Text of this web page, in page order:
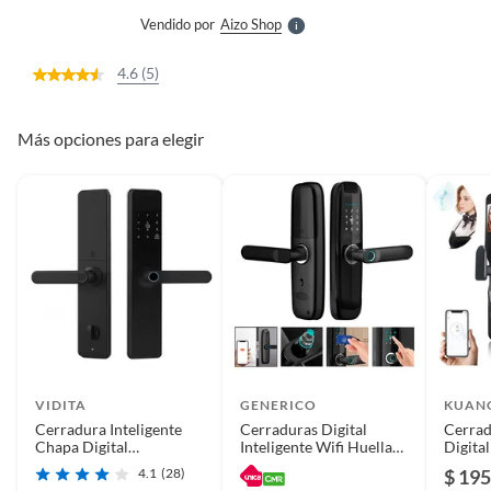
Vendido por Aizo ShopS
4.6 (5)
Más opciones para elegir
VIDITA
Cerradura Inteligente
Chapa Digital
Electrónica Tuya Wifi
Huella Alta Seguridad
4.1 (28)
GENERICO
Cerraduras Digital
Inteligente Wifi Huella
Codigo Control
Ojo
$